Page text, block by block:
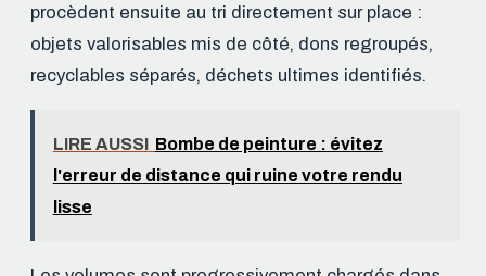
procèdent ensuite au tri directement sur place :
objets valorisables mis de côté, dons regroupés,
recyclables séparés, déchets ultimes identifiés.
LIRE AUSSI Bombe de peinture : évitez
l'erreur de distance qui ruine votre rendu
lisse